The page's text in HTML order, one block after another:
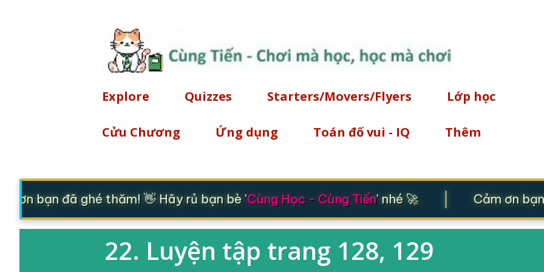
Explore Quizzes Starters/Movers/Flyers Lớp học
Cửu Chương Ứng dụng Toán đố vui - IQ Thêm
ơn bạn đã ghé thăm! 👋 Hãy rủ bạn bè 'Cùng Học - Cùng Tiến' nhé 🚀 Cảm ơn
22. Luyện tập trang 128, 129